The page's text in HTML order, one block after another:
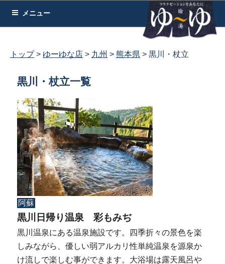
メニュー
トップ ゆーゆな店 九州 熊本県 黒川・杖立
黒川・杖立一覧
阿蘇
黒川日帰り温泉 彩もみぢ
黒川温泉にある温泉施設です。四季折々の景色を楽
しみながら、優しい弱アルカリ性単純温泉を源泉か
け流しで楽しむ事ができます。大浴場は露天風呂や